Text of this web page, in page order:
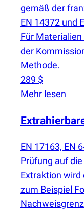
gemäß der
EN 14372 und
Für
der
Methode.
289 $
Mehr lesen
EN 17163, EN
Prüfung auf
Extraktion
zum Beispiel